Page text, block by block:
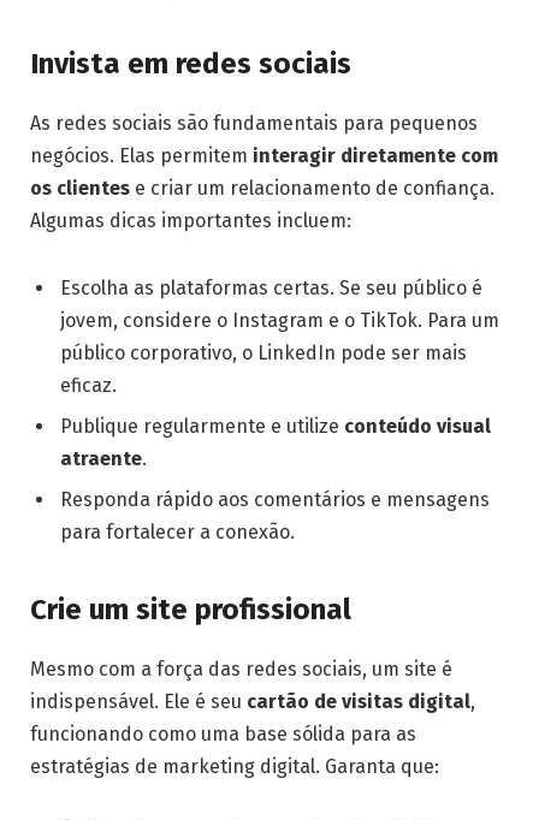
Invista em redes sociais
As redes sociais são fundamentais para pequenos
negócios. Elas permitem interagir diretamente com
os clientes e criar um relacionamento de confiança.
Algumas dicas importantes incluem:
Escolha as plataformas certas. Se seu público é
jovem, considere o Instagram e o TikTok. Para um
público corporativo, o LinkedIn pode ser mais
eficaz.
Publique regularmente e utilize conteúdo visual
atraente.
Responda rápido aos comentários e mensagens
para fortalecer a conexão.
Crie um site profissional
Mesmo com a força das redes sociais, um site é
indispensável. Ele é seu cartão de visitas digital,
funcionando como uma base sólida para as
estratégias de marketing digital. Garanta que: